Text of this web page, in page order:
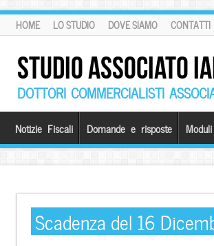
HOME LO STUDIO DOVE SIAMO CONTATTI
STUDIO ASSOCIATO
DOTTORI COMMERCIALISTI
Notizie Fiscali Domande e risposte Moduli
Scadenza del 16